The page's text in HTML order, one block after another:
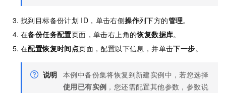
找到目标备份计划 ID，单击右侧操作列下方的管理。
在备份任务配置页面，单击右上角的恢复数据库。
在配置恢复时间点页面，配置以下信息，并单击下一步。
说明 本例中备份集将恢复到新建实例中，若您选择
使用已有实例 ，您还需配置其他参数，参数说